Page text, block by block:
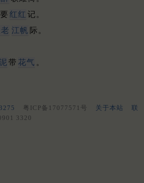
红红 记。
江帆 际。
带 花气 。
粤ICP备17077571号 关于本站
联
3320